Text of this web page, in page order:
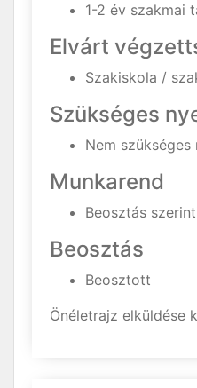
1-2 év szakmai
Elvárt
Szakiskola /
Szükséges
Nem szükséges
Munkarend
Beosztás
Beosztás
Beosztott
Önéletrajz elküldése